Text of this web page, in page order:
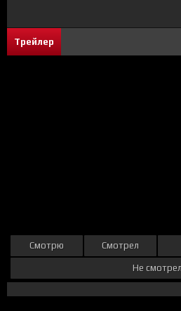
Трейлер
Смотрю Смотрел
Не смотрел